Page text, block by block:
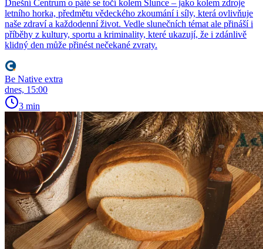
Dnešní Centrum o páté se točí kolem Slunce – jako kolem zdroje
letního horka, předmětu vědeckého zkoumání i síly, která ovlivňuje
naše zdraví a každodenní život. Vedle slunečních témat ale přináší i
příběhy z kultury, sportu a kriminality, které ukazují, že i zdánlivě
klidný den může přinést nečekané zvraty.
Be Native extra
dnes, 15:00
3 min